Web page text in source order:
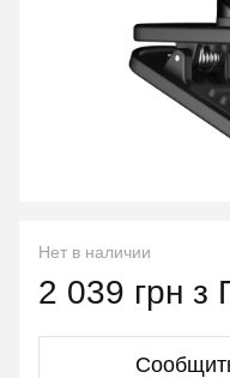
Нет в наличии
2 039 грн з